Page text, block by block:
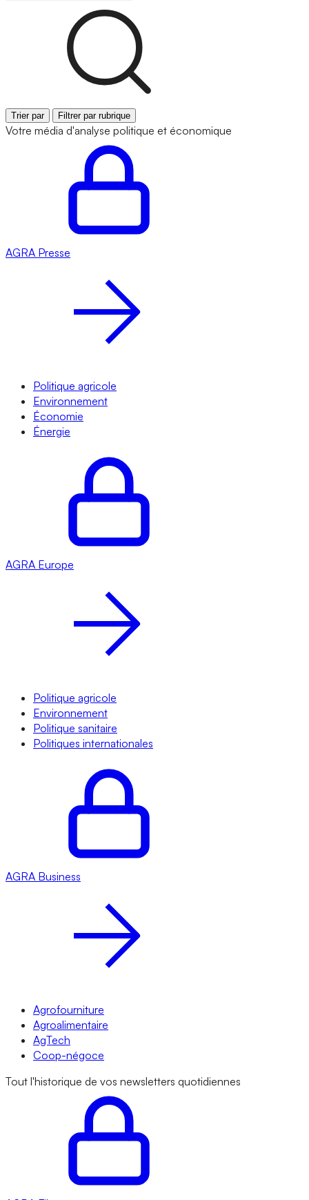
Trier par Filtrer par rubrique
Votre média d'analyse politique et économique
AGRA Presse
Politique agricole
Environnement
Économie
Énergie
AGRA Europe
Politique agricole
Environnement
Politique sanitaire
Politiques internationales
AGRA Business
Agrofourniture
Agroalimentaire
AgTech
Coop-négoce
Tout l'historique de vos newsletters quotidiennes